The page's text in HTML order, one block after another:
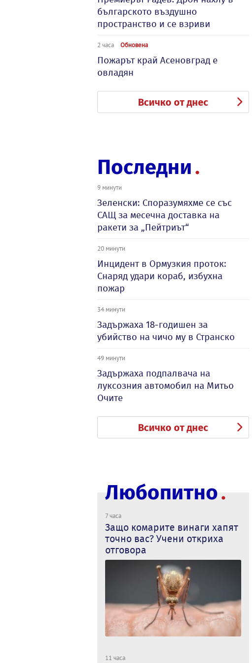
българското въздушно
пространство и се взриви
2 часа Обновена
Пожарът край Асеновград е
овладян
Всичко от днес
Последни
9 минути
Зеленски: Споразумяхме се със
САЩ за месечна доставка на
ракети за „Пейтриът“
20 минути
Инцидент в Ормузкия проток:
Снаряд удари кораб, избухна
пожар
34 минути
Задържаха 18-годишен за
убийство на чичо му в Странско
49 минути
Задържаха подпалвача на
луксозния автомобил на Митьо
Очите
Всичко от днес
Любопитно
7 часа
Защо комарите винаги хапят
точно вас? Учени откриха
отговора
11 часа